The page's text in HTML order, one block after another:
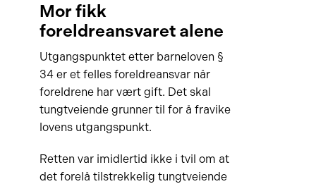
Mor fikk
foreldreansvaret alene
Utgangspunktet etter barneloven §
34 er et felles foreldreansvar når
foreldrene har vært gift. Det skal
tungtveiende grunner til for å fravike
lovens utgangspunkt.
Retten var imidlertid ikke i tvil om at
det forelå tilstrekkelig tungtveiende